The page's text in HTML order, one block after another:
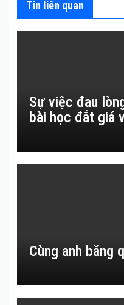
viết
Tin liên quan
Sự việc đau
bài học đắt giá
Cùng anh băng